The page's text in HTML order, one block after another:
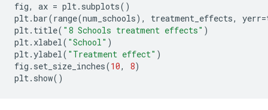
fig, ax = plt. subplots()
plt.bar(range(num_schools), treatment_effects, yerr=
plt. title( "8 Schools treatment effects" )
plt. xlabel( "School" )
plt.ylabel( "Treatment effect" )
fig . set_size_inches(10, 8)
plt. show()